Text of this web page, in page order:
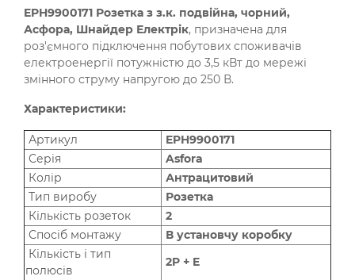
EPH9900171 Розетка з з.к. подвійна, чорний,
Асфора, Шнайдер Електрік, призначена для
роз'ємного підключення побутових споживачів
електроенергії потужністю до 3,5 кВт до мережі
змінного струму напругою до 250 В.
Характеристики:
Артикул
EPH9900171
Серія
Asfora
Колір
Антрацитовий
Тип виробу
Розетка
Кількість розеток
2
Спосіб монтажу
В установчу коробку
Кількість і тип
полюсів
2P + E